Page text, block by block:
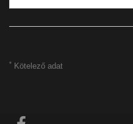
* Kötelező adat